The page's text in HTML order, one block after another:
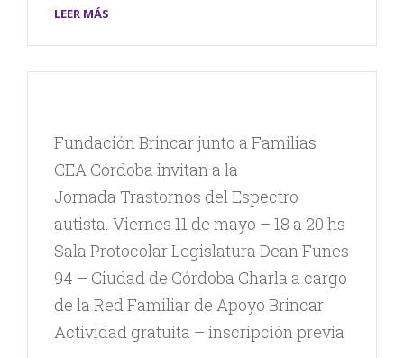
LEER MÁS
Fundación Brincar junto a Familias
CEA Córdoba invitan a la
Jornada Trastornos del Espectro
autista. Viernes 11 de mayo – 18 a 20 hs
Sala Protocolar Legislatura Dean Funes
94 – Ciudad de Córdoba Charla a cargo
de la Red Familiar de Apoyo Brincar
Actividad gratuita – inscripción previa